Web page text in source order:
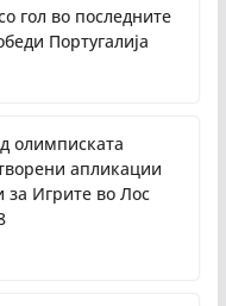
гол во последните
Португалија
олимписката
апликации
за Игрите во Лос